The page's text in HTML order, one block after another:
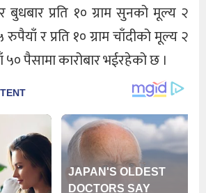
प्रति १० ग्राम सुनको मूल्य २
र प्रति १० ग्राम चाँदीको मूल्य २
पैसामा कारोबार भईरहेको छ ।